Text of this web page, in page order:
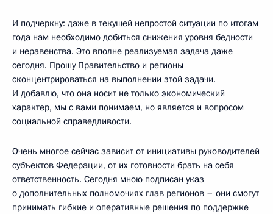
И подчеркну: даже в текущей непростой ситуации по итогам
года нам необходимо добиться снижения уровня бедности
и неравенства. Это вполне реализуемая задача даже
сегодня. Прошу Правительство и регионы
сконцентрироваться на выполнении этой задачи.
И добавлю, что она носит не только экономический
характер, мы с вами понимаем, но является и вопросом
социальной справедливости.
Очень многое сейчас зависит от инициативы руководителей
субъектов Федерации, от их готовности брать на себя
ответственность. Сегодня мною подписан указ
о дополнительных полномочиях глав регионов – они смогут
принимать гибкие и оперативные решения по поддержке